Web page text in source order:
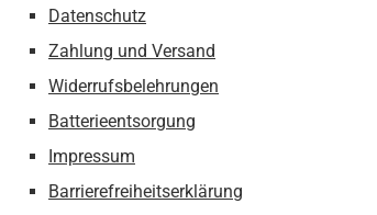
Datenschutz
Zahlung und Versand
Widerrufsbelehrungen
Batterieentsorgung
Impressum
Barrierefreiheitserklärung